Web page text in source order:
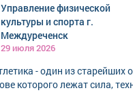
Управление физической
культуры и спорта г.
Междуреченск
29 июля 2026